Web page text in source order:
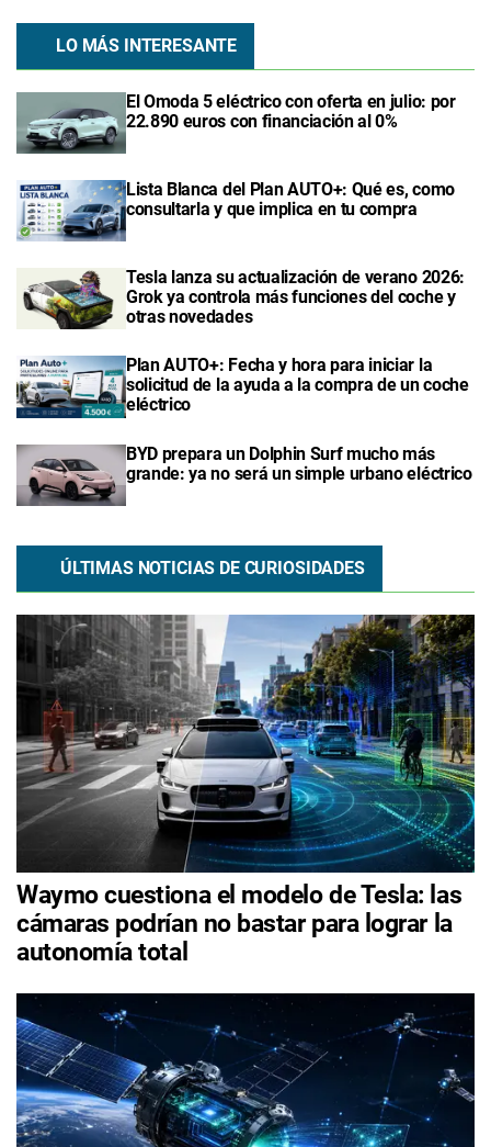
LO MÁS INTERESANTE
El Omoda 5 eléctrico con oferta en julio: por
22.890 euros con financiación al 0%
Lista Blanca del Plan AUTO+: Qué es, como
consultarla y que implica en tu compra
Tesla lanza su actualización de verano 2026:
Grok ya controla más funciones del coche y
otras novedades
Plan AUTO+: Fecha y hora para iniciar la
solicitud de la ayuda a la compra de un coche
eléctrico
BYD prepara un Dolphin Surf mucho más
grande: ya no será un simple urbano eléctrico
ÚLTIMAS NOTICIAS DE CURIOSIDADES
Waymo cuestiona el modelo de Tesla: las
cámaras podrían no bastar para lograr la
autonomía total